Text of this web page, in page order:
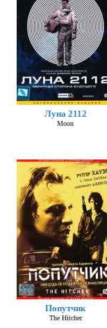
Луна 2112
Moon
Попутчик
The Hitcher